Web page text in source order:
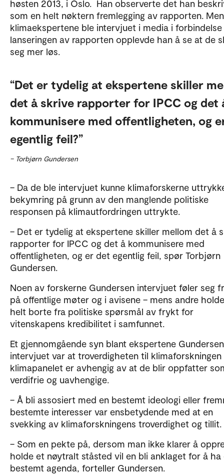
høsten 2013, i Oslo. Han observerte det han
som en helt nøktern fremlegging av rapporten.
klimaekspertene ble intervjuet i media i
lanseringen av rapporten opplevde han å se at de
seg mer løs.
Det er tydelig at ekspertene skiller
det å skrive rapporter for IPCC og det
kommunisere med offentligheten, og
egentlig feil?
– Torbjørn Gundersen
– Da de ble intervjuet kunne klimaforskerne
bekymring på grunn av den manglende politiske
responsen på klimautfordringen uttrykte.
– Det er tydelig at ekspertene skiller mellom det å
rapporter for IPCC og det å kommunisere med
offentligheten, og er det egentlig feil, spør Torbjørn
Gundersen.
Noen av forskerne Gundersen intervjuet føler seg
på offentlige møter og i avisene – mens andre
helt borte fra politiske spørsmål av frykt for
vitenskapens kredibilitet i samfunnet.
Et gjennomgående syn blant ekspertene Gundersen
intervjuet var at troverdigheten til klimaforskningen
klimapanelet er avhengig av at de blir oppfatter
verdifrie og uavhengige.
– Å bli assosiert med en bestemt ideologi eller
bestemte interesser var ensbetydende med at en
svekking av klimaforskningens troverdighet og tillit.
– Som en pekte på, dersom man ikke klarer å
holde et nøytralt ståsted vil en bli anklaget for å ha
bestemt agenda, forteller Gundersen.